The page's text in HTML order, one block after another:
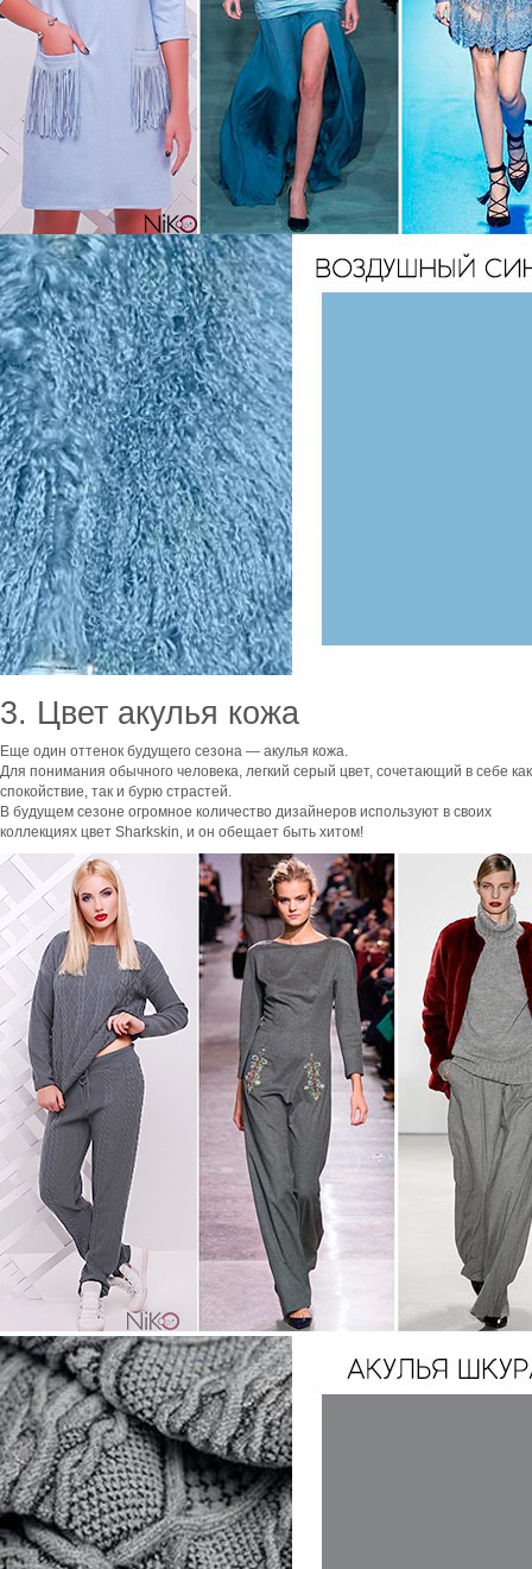
3. Цвет акулья кожа
Еще один оттенок будущего сезона — акулья кожа.
Для понимания обычного человека, легкий серый цвет, сочетающий в себе как
спокойствие, так и бурю страстей.
В будущем сезоне огромное количество дизайнеров используют в своих
коллекциях цвет Sharkskin, и он обещает быть хитом!